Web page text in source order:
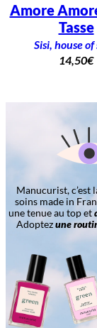
Amore
Tasse
Sisi, house
14,50€
Manucurist, c’est
soins made in
une tenue au top et
Adoptezune